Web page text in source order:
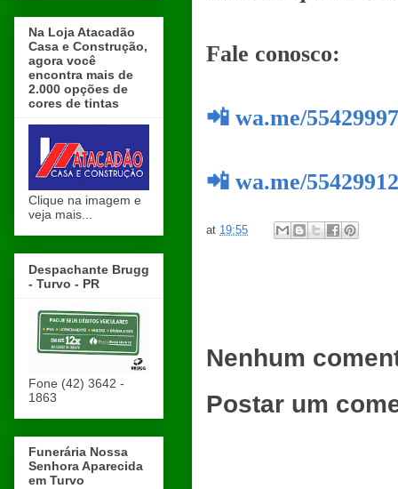
Fale conosco:
📲 wa.me/
📲 wa.me/
at 19:55
Nenhum
Postar um
Na Loja Atacadão
Casa e Construção,
agora você
encontra mais de
2.000 opções de
cores de tintas
Clique na imagem e
veja mais...
Despachante Brugg
- Turvo - PR
Fone (42) 3642 -
1863
Funerária Nossa
Senhora Aparecida
em Turvo